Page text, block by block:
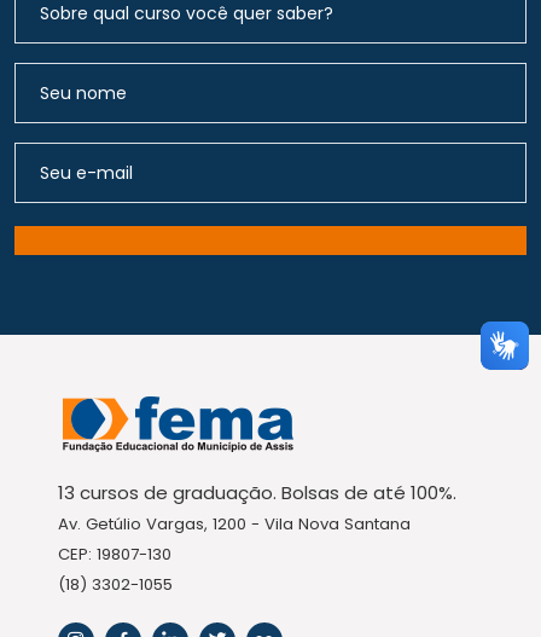
13 cursos de graduação. Bolsas de até 100%.
Av. Getúlio Vargas, 1200 - Vila Nova Santana
CEP: 19807-130
(18) 3302-1055